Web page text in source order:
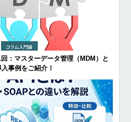
：マスターデータ管理（MDM）と
事例をご紹介！